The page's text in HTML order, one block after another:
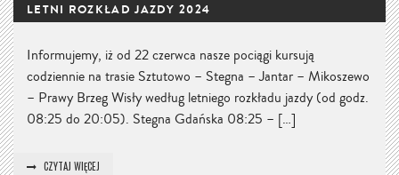
LETNI ROZKŁAD JAZDY 2024
Informujemy, iż od 22 czerwca nasze pociągi kursują
codziennie na trasie Sztutowo – Stegna – Jantar – Mikoszewo
– Prawy Brzeg Wisły według letniego rozkładu jazdy (od godz.
08:25 do 20:05). Stegna Gdańska 08:25 – […]
CZYTAJ WIĘCEJ